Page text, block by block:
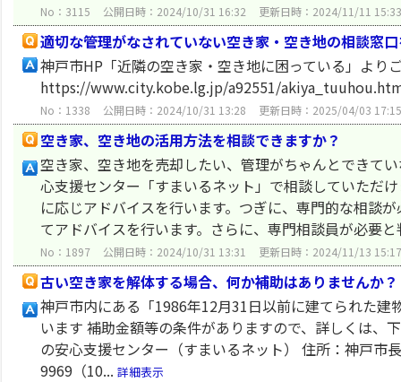
No：3115 公開日時：2024/10/31 16:32 更新日時：2024/11/11 15:33
適切な管理がなされていない空き家・空き地の相談窓
神戸市HP「近隣の空き家・空き地に困っている」より
https://www.city.kobe.lg.jp/a92551/
No：1338 公開日時：2024/10/31 13:28 更新日時：2025/04/03 17:15
空き家、空き地の活用方法を相談できますか？
空き家、空き地を売却したい、管理がちゃんとできて
心支援センター「すまいるネット」で相談していただ
に応じアドバイスを行います。つぎに、専門的な相談
てアドバイスを行います。さらに、専門相談員が必要
No：1897 公開日時：2024/10/31 13:31 更新日時：2024/11/13 15:17
古い空き家を解体する場合、何か補助はありませんか？
神戸市内にある「1986年12月31日以前に建てられた
います 補助金額等の条件がありますので、詳しくは、
の安心支援センター（すまいるネット） 住所：神戸
9969（10... 詳細表示